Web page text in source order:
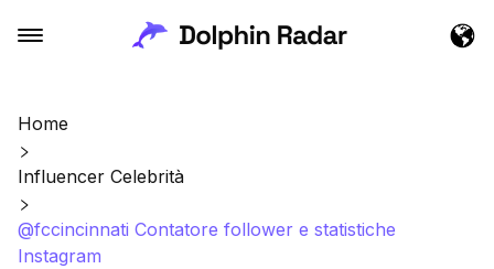
Home
Influencer Celebrità
@fccincinnati Contatore follower e statistiche
Instagram